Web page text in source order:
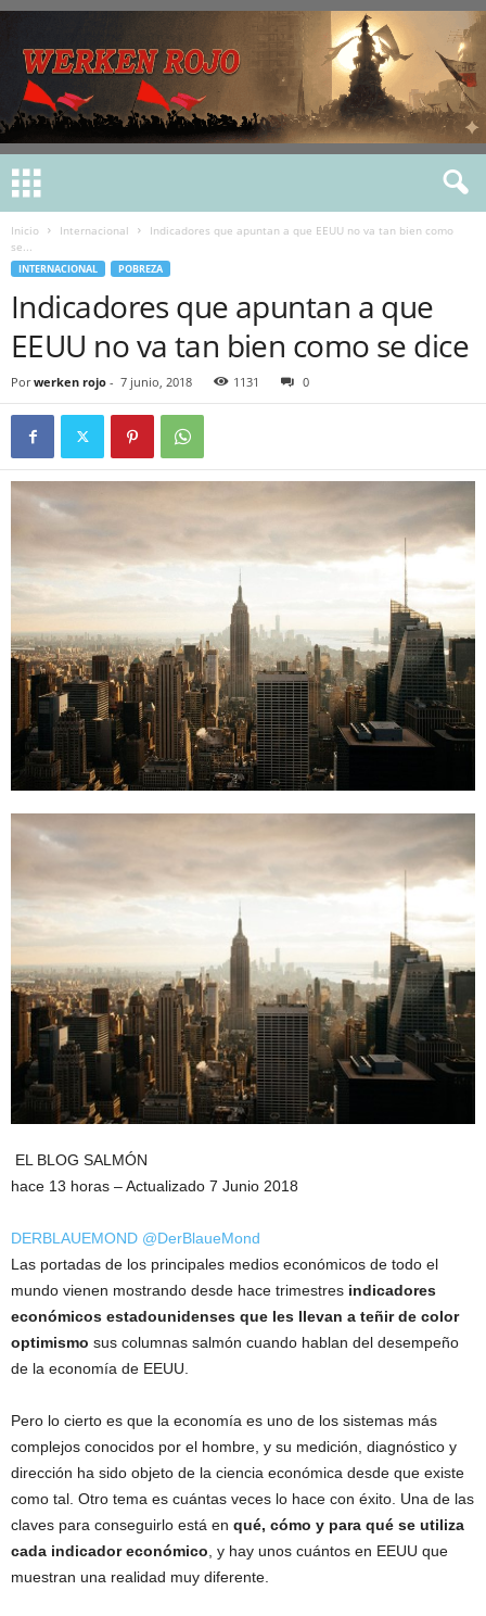
Inicio Internacional
Indicadores que apuntan a que EEUU no va tan bien como
se...
INTERNACIONAL POBREZA
Indicadores que apuntan a que
EEUU no va tan bien como se dice
Por werken rojo - 7 junio, 2018 1131 0
EL BLOG SALMÓN
hace 13 horas – Actualizado 7 Junio 2018
DERBLAUEMOND @DerBlaueMond
Las portadas de los principales medios económicos de todo el
mundo vienen mostrando desde hace trimestres indicadores
económicos estadounidenses que les llevan a teñir de color
optimismo sus columnas salmón cuando hablan del desempeño
de la economía de EEUU.
Pero lo cierto es que la economía es uno de los sistemas más
complejos conocidos por el hombre, y su medición, diagnóstico y
dirección ha sido objeto de la ciencia económica desde que existe
como tal. Otro tema es cuántas veces lo hace con éxito. Una de las
claves para conseguirlo está en qué, cómo y para qué se utiliza
cada indicador económico , y hay unos cuántos en EEUU que
muestran una realidad muy diferente.